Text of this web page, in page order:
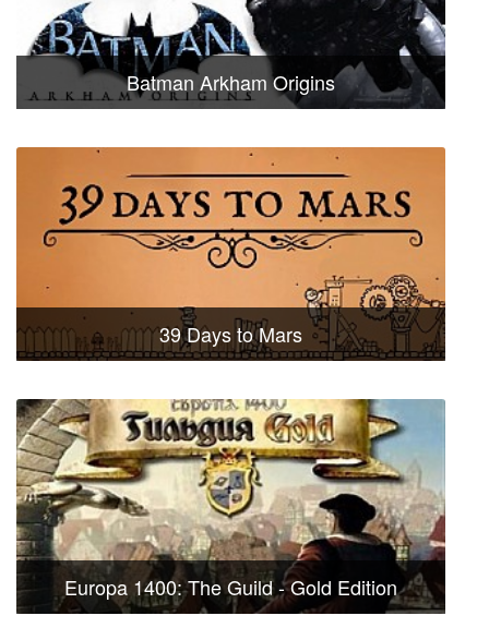
Batman Arkham Origins
39 Days to Mars
Europa 1400: The Guild - Gold Edition